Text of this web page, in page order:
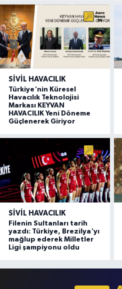
SIVIL HAVACILIK
Türkiye'nin Küresel
Havacılık Teknolojisi
Markası KEYVAN
HAVACILIK Yeni Döneme
Güçlenerek Giriyor
SIVIL HAVACILIK
Filenin Sultanları tarih
yazdı: Türkiye, Brezilya'yı
mağlup ederek Milletler
Ligi şampiyonu oldu